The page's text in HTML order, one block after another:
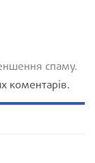
спаму.
коментарів.